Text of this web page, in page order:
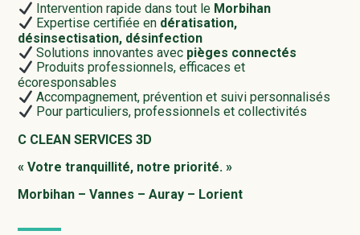
Intervention rapide dans tout le Morbihan
Expertise certifiée en dératisation,
désinsectisation, désinfection
Solutions innovantes avec pièges connectés
Produits professionnels, efficaces et
écoresponsables
Accompagnement, prévention et suivi personnalisés
Pour particuliers, professionnels et collectivités
C CLEAN SERVICES 3D
« Votre tranquillité, notre priorité. »
Morbihan – Vannes – Auray – Lorient